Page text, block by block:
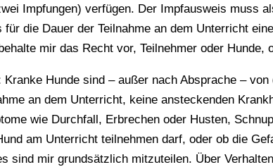
Impfungen) verfügen. Der Impfausweis muss
für die Dauer der Teilnahme an dem Unterricht
mir das Recht vor, Teilnehmer oder Hunde,
Kranke Hunde sind – außer nach Absprache –
an dem Unterricht, keine ansteckenden
wie Durchfall, Erbrechen oder Husten,
am Unterricht teilnehmen darf, oder ob die
sind mir grundsätzlich mitzuteilen. Über